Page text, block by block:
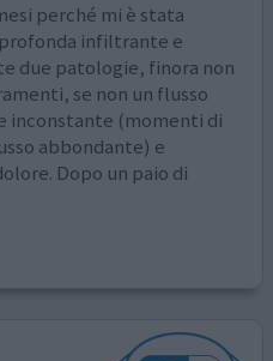
perché mi è stata
infiltrante e
due patologie, finora non
se non un flusso
inconstante (momenti di
abbondante) e
Dopo un paio di